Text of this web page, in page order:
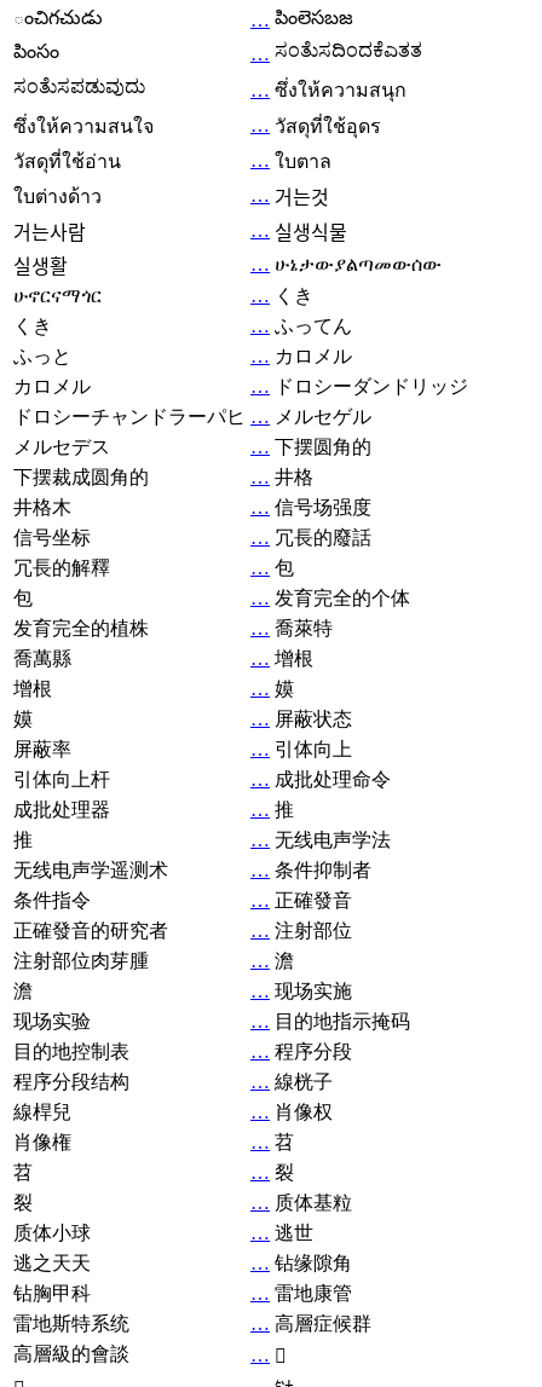
ంచిగచుడు
… పింలెసబజ
పింసం
… ಸಂತೆುಸದಿಂದಕೆಎತತ
ಸಂತೆುಸಪಡುವುದು
… ซึ่งให้ความสนุก
ซึ่งให้ความสนใจ
… วัสดุที่ใช้อุดร
วัสดุที่ใช้อ่าน
… ใบตาล
ใบต่างด้าว
… 거는것
거는사람
… 실생식물
실생활
… ሁኔታውያልጣመውሰው
ሁኖርናማጎር
… くき
くき
… ふってん
ふっと
… カロメル
カロメル
… ドロシーダンドリッジ
ドロシーチャンドラーパヒ … メルセゲル
メルセデス
… 下摆圆角的
下摆裁成圆角的
… 井格
井格木
… 信号场强度
信号坐标
… 冗長的廢話
冗長的解釋
… 包
包
… 发育完全的个体
发育完全的植株
… 喬萊特
喬萬縣
… 增根
增根
… 嫫
嫫
… 屏蔽状态
屏蔽率
… 引体向上
引体向上杆
… 成批处理命令
成批处理器
… 推
推
… 无线电声学法
无线电声学遥测术
… 条件抑制者
条件指令
… 正確發音
正確發音的研究者
… 注射部位
注射部位肉芽腫
… 澹
澹
… 现场实施
现场实验
… 目的地指示掩码
目的地控制表
… 程序分段
程序分段结构
… 線桄子
線桿兒
… 肖像权
肖像権
… 苕
苕
… 裂
裂
… 质体基粒
质体小球
… 逃世
逃之天天
… 钻缘隙角
钻胸甲科
… 雷地康管
雷地斯特系统
… 高層症候群
高層級的會談
… 𧘞